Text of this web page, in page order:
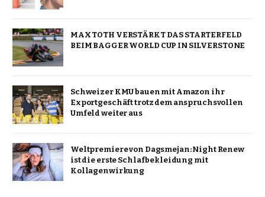
MAX TOTH VERSTÄRKT DAS STARTERFELD
BEIM BAGGER WORLD CUP IN SILVERSTONE
Schweizer KMU bauen mit Amazon ihr
Exportgeschäft trotz dem anspruchsvollen
Umfeld weiter aus
Weltpremiere von Dagsmejan: Night Renew
ist die erste Schlafbekleidung mit
Kollagenwirkung